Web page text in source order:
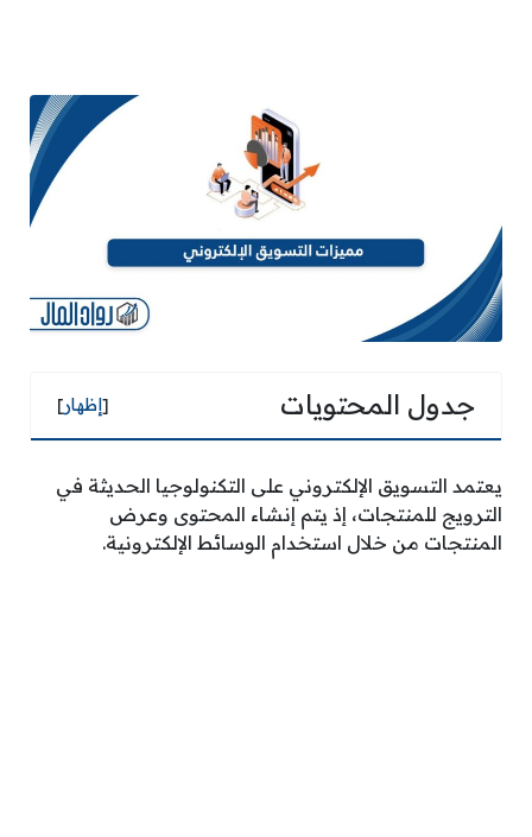
جدول المحتويات [إظهار]
يعتمد التسويق الإلكتروني على التكنولوجيا الحديثة في
الترويج للمنتجات، إذ يتم إنشاء المحتوى وعرض
المنتجات من خلال استخدام الوسائط الإلكترونية.